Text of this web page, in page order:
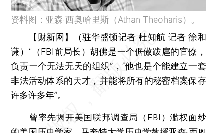
资料图：亚森‧西奥哈里斯（Athan Theoharis）。
【财新网】（驻华盛顿记者 杜知航 记者 徐和
谦）“（FBI前局长）胡佛是一个倨傲跋扈的官僚，
负责一个无法无天的组织”，“他也是个能建立一套
非法活动体系的天才，并能将所有的秘密档案保存
许多许多年”。
曾率先揭开美国联邦调查局（FBI）滥权面纱